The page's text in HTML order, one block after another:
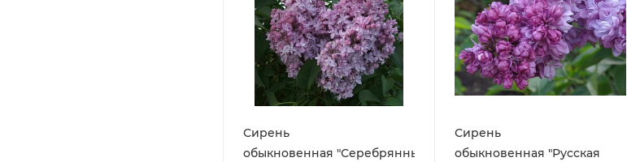
Сирень
обыкновенная "Серебрянные
Сирень
обыкновенная "Русская